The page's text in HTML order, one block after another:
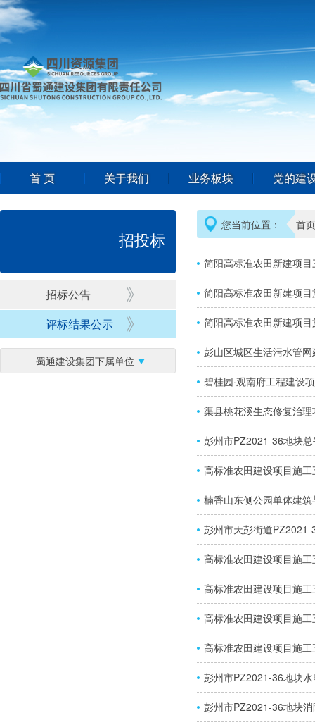
首 页 关于我们 业务板块 党的建
招投标
招标公告
评标结果公示
蜀通建设集团下属单位
您当前位置： 首页
简阳高标准农田新建项
简阳高标准农田新建项
简阳高标准农田新建项
彭山区城区生活污水管
碧桂园·观南府工程建设
渠县桃花溪生态修复治
彭州市PZ2021-36地块
高标准农田建设项目施
楠香山东侧公园单体建
彭州市天彭街道
高标准农田建设项目施
高标准农田建设项目施
高标准农田建设项目施
高标准农田建设项目施
彭州市PZ2021-36地块
彭州市PZ2021-36地块